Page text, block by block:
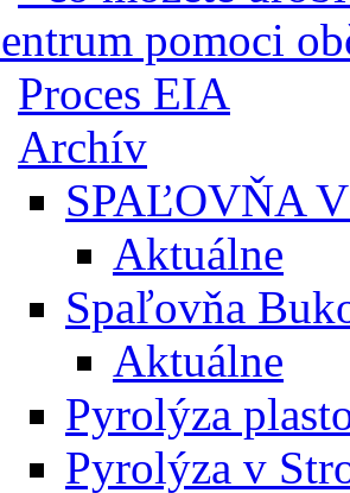
pomoci
Proces EIA
Archív
SPAĽOVŇA
Aktuálne
Spaľovňa
Aktuálne
Pyrolýza
Pyrolýza v